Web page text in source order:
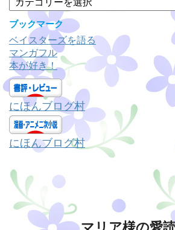
ブ
テ
ゴ
リ
ー
ブックマーク
ベイスターズを語る
マンガフル
本が好き！
にほんブログ村
にほんブログ村